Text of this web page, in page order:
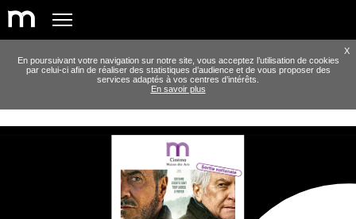
En poursuivant votre navigation sur notre site, vous acceptez l’utilisation de cookies
par celui-ci afin de réaliser des statistiques d’audience et de vous proposer des
services adaptés à vos centres d’intérêts.
En savoir plus
X